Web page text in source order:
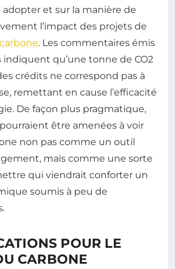
adopter et sur la manière de
l’impact des projets de
. Les commentaires émis
indiquent qu’une tonne de CO2
crédits ne correspond pas à
remettant en cause l’efficacité
De façon plus pragmatique,
être amenées à voir
non pas comme un outil
mais comme une sorte
qui viendrait conforter un
soumis à peu de
POUR LE
CARBONE